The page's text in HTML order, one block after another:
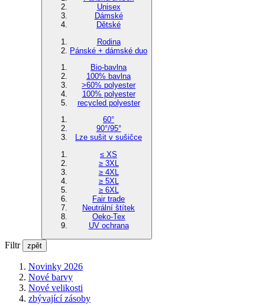
Unisex
Dámské
Dětské
Rodina
Pánské + dámské duo
Bio-bavlna
100% bavlna
>60% polyester
100% polyester
recycled polyester
60°
90°/95°
Lze sušit v sušičce
≤ XS
≥ 3XL
≥ 4XL
≥ 5XL
≥ 6XL
Fair trade
Neutrální štítek
Oeko-Tex
UV ochrana
Filtr zpět
Novinky 2026
Nové barvy
Nové velikosti
zbývající zásoby